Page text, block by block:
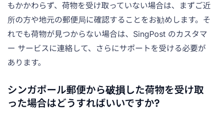
もかかわらず、荷物を受け取っていない場合は、まずご近
所の方や地元の郵便局に確認することをお勧めします。そ
れでも荷物が見つからない場合は、SingPost のカスタマ
ー サービスに連絡して、さらにサポートを受ける必要が
あります。
シンガポール郵便から破損した荷物を受け取
った場合はどうすればいいですか?